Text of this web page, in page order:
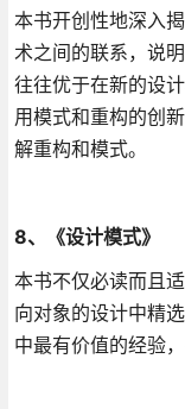
本书开创性地深入
术之间的联系，说
往往优于在新的设
用模式和重构的创
解重构和模式。
8、《设计模式》
本书不仅必读而且
向对象的设计中精
中最有价值的经验